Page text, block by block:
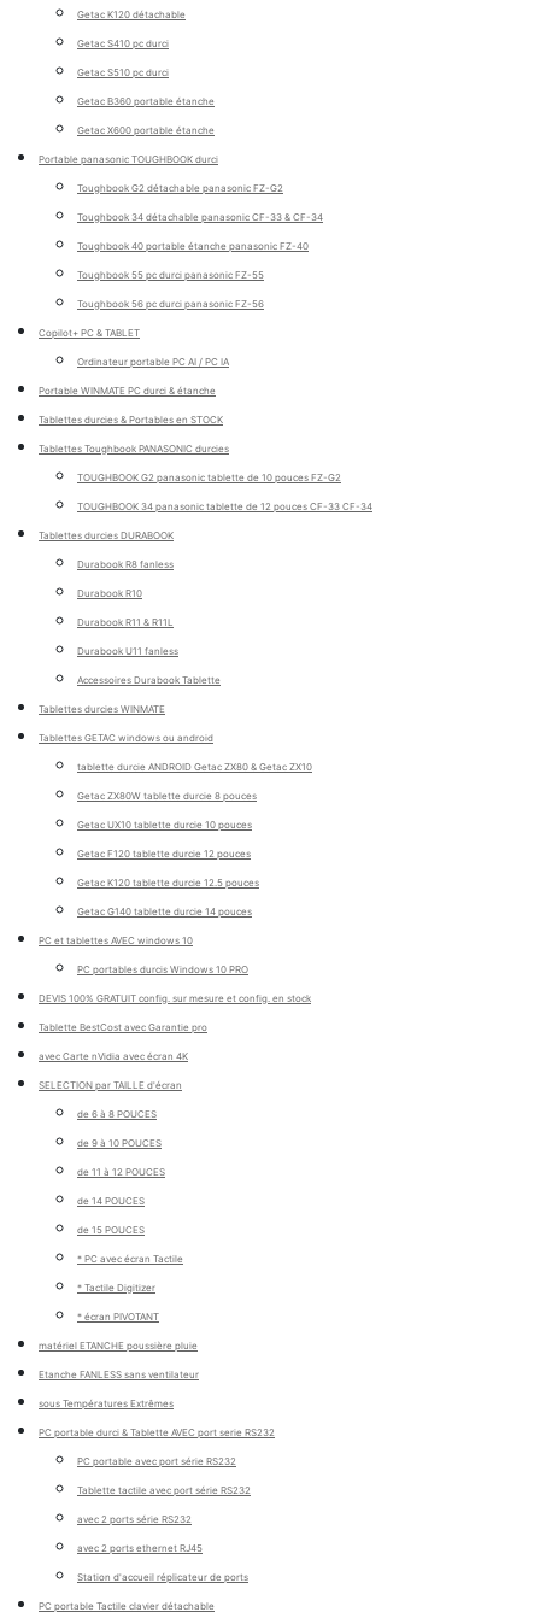
Getac K120 détachable
Getac S410 pc durci
Getac S510 pc durci
Getac B360 portable étanche
Getac X600 portable étanche
Portable panasonic TOUGHBOOK durci
Toughbook G2 détachable panasonic FZ-G2
Toughbook 34 détachable panasonic CF-33 & CF-34
Toughbook 40 portable étanche panasonic FZ-40
Toughbook 55 pc durci panasonic FZ-55
Toughbook 56 pc durci panasonic FZ-56
Copilot+ PC & TABLET
Ordinateur portable PC AI / PC IA
Portable WINMATE PC durci & étanche
Tablettes durcies & Portables en STOCK
Tablettes Toughbook PANASONIC durcies
TOUGHBOOK G2 panasonic tablette de 10 pouces FZ-G2
TOUGHBOOK 34 panasonic tablette de 12 pouces CF-33 CF-34
Tablettes durcies DURABOOK
Durabook R8 fanless
Durabook R10
Durabook R11 & R11L
Durabook U11 fanless
Accessoires Durabook Tablette
Tablettes durcies WINMATE
Tablettes GETAC windows ou android
tablette durcie ANDROID Getac ZX80 & Getac ZX10
Getac ZX80W tablette durcie 8 pouces
Getac UX10 tablette durcie 10 pouces
Getac F120 tablette durcie 12 pouces
Getac K120 tablette durcie 12.5 pouces
Getac G140 tablette durcie 14 pouces
PC et tablettes AVEC windows 10
PC portables durcis Windows 10 PRO
DEVIS 100% GRATUIT config. sur mesure et config. en stock
Tablette BestCost avec Garantie pro
avec Carte nVidia avec écran 4K
SELECTION par TAILLE d'écran
de 6 à 8 POUCES
de 9 à 10 POUCES
de 11 à 12 POUCES
de 14 POUCES
de 15 POUCES
* PC avec écran Tactile
* Tactile Digitizer
* écran PIVOTANT
matériel ETANCHE poussière pluie
Etanche FANLESS sans ventilateur
sous Températures Extrêmes
PC portable durci & Tablette AVEC port serie RS232
PC portable avec port série RS232
Tablette tactile avec port série RS232
avec 2 ports série RS232
avec 2 ports ethernet RJ45
Station d'accueil réplicateur de ports
PC portable Tactile clavier détachable